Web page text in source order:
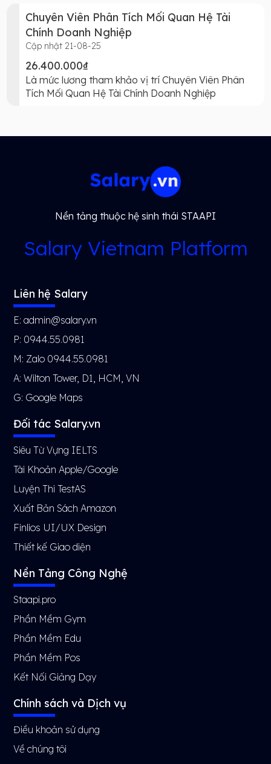
Chuyên Viên Phân Tích Mối Quan Hệ Tài
Chính Doanh Nghiệp
Cập nhật 21-08-25
26.400.000₫
Là mức lương tham khảo vị trí Chuyên Viên Phân
Tích Mối Quan Hệ Tài Chính Doanh Nghiệp
Nền tảng thuộc hệ sinh thái STAAPI
Salary Vietnam Platform
Liên hệ Salary
E: admin@salary.vn
P: 0944.55.0981
M: Zalo 0944.55.0981
A: Wilton Tower, D1, HCM, VN
G: Google Maps
Đối tác Salary.vn
Siêu Từ Vựng IELTS
Tài Khoản Apple/Google
Luyện Thi TestAS
Xuất Bản Sách Amazon
Finlios UI/UX Design
Thiết kế Giao diện
Nền Tảng Công Nghệ
Staapi.pro
Phần Mềm Gym
Phần Mềm Edu
Phần Mềm Pos
Kết Nối Giảng Dạy
Chính sách và Dịch vụ
Điều khoản sử dụng
Về chúng tôi